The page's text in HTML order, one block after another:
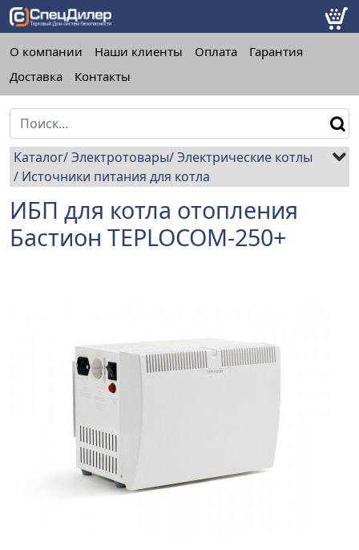
О компании Наши клиенты Оплата
Гарантия
Доставка
Контакты
Каталог Электротовары Электрические котлы
Источники питания для котла
ИБП для котла отопления
Бастион TEPLOCOM-250+